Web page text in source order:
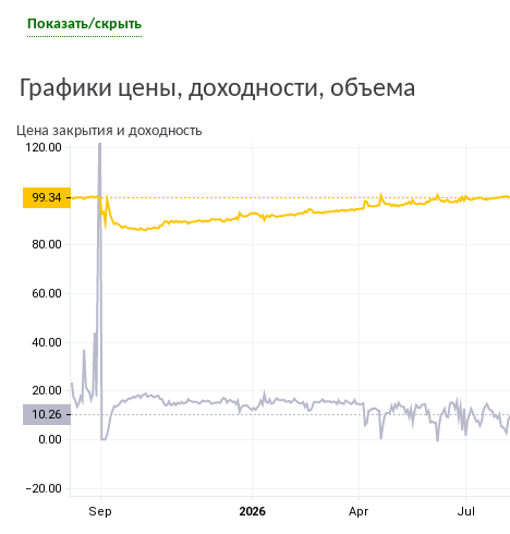
Показать/скрыть
Графики цены, доходности, объема
Цена закрытия и доходность